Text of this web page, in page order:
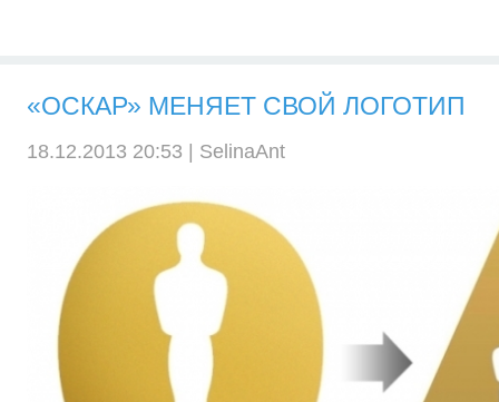
«ОСКАР» МЕНЯЕТ СВОЙ ЛОГОТИП
18.12.2013 20:53 | SelinaAnt